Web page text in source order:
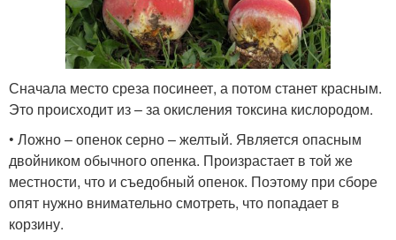
Сначала место среза посинеет, а потом станет красным.
Это происходит из – за окисления токсина кислородом.
• Ложно – опенок серно – желтый. Является опасным
двойником обычного опенка. Произрастает в той же
местности, что и съедобный опенок. Поэтому при сборе
опят нужно внимательно смотреть, что попадает в
корзину.